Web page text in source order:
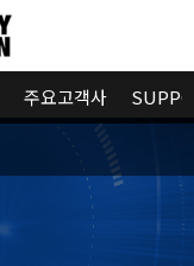
주요고객사